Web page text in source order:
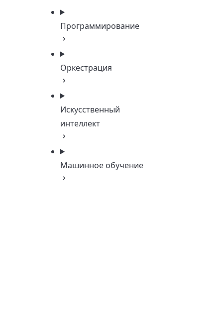
Программирование
Оркестрация
Искусственный
интеллект
Машинное обучение